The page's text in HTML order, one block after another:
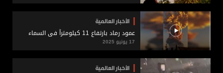
الأخبار العالمية
عمود رماد بارتفاع 11 كيلومتراً في السماء
17 يونيو 2025
الأخبار العالمية